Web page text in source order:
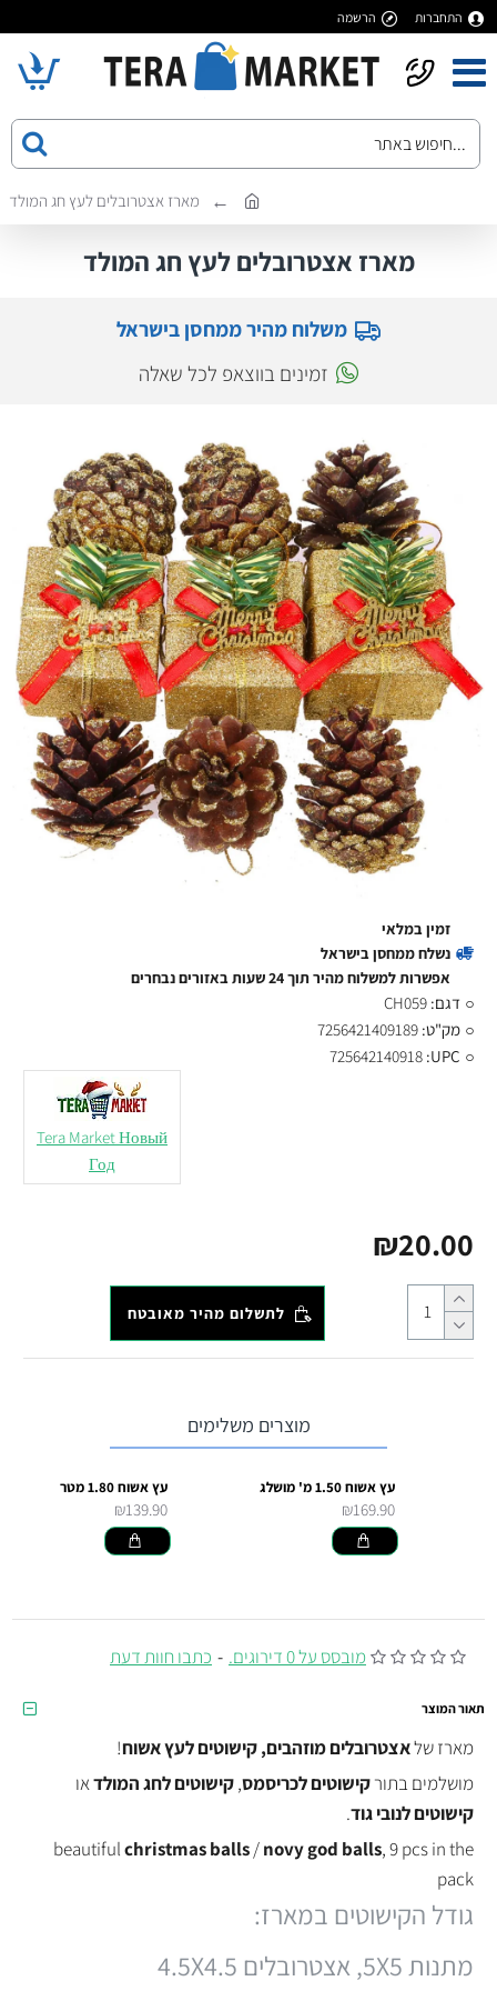
התחברות הרשמה
מארז אצטרובלים לעץ חג המולד
מארז אצטרובלים לעץ חג המולד
משלוח מהיר ממחסן בישראל
זמינים בווצאפ לכל שאלה
מובסס על 0 דירוגים. - כתבו חוות דעת
₪20.00
זמין במלאי
נשלח ממחסן בישראל
אפשרות למשלוח מהיר תוך 24 שעות באזורים נבחרים
דגם: CH059
מק"ט: 7256421409189
UPC:
725642140918
Tera Market Новый
Год
לתשלום מהיר מאובטח
מוצרים משלימים
עץ אשוח 1.50 מ' מושלג
₪169.90
עץ אשוח 1.80 מטר
₪139.90
תאור המוצר
מארז שלאצטרובלים מוזהבים,קישוטים לעץ אשוח!
מושלמים בתורקישוטים לכריסמס,קישוטים לחג המולדאו
קישוטים לנובי גוד.
beautifulchristmas balls/novy god balls, 9 pcs in the
pack
גודל הקישוטים במארז:
מתנות 5X5, אצטרובלים 4.5X4.5